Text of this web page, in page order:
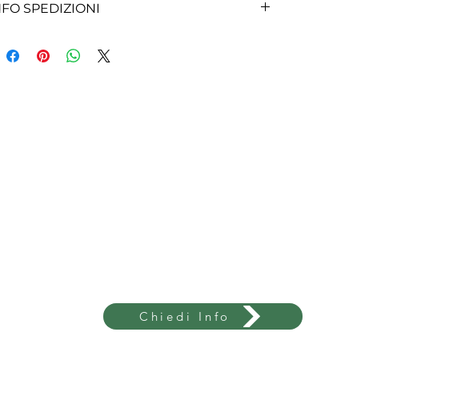
SPEDIZIONI
Chiedi Info